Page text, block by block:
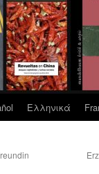
Eλληνικά